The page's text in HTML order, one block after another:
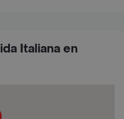
Italiana en